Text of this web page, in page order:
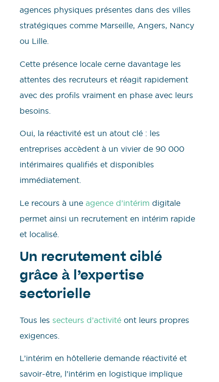
agences physiques présentes dans des villes
stratégiques comme Marseille, Angers, Nancy
ou Lille.
Cette présence locale cerne davantage les
attentes des recruteurs et réagit rapidement
avec des profils vraiment en phase avec leurs
besoins.
Oui, la réactivité est un atout clé : les
entreprises accèdent à un vivier de 90 000
intérimaires qualifiés et disponibles
immédiatement.
Le recours à une agence d’intérim digitale
permet ainsi un recrutement en intérim rapide
et localisé.
Un recrutement ciblé
grâce à l’expertise
sectorielle
Tous les secteurs d’activité ont leurs propres
exigences.
L’intérim en hôtellerie demande réactivité et
savoir-être, l’intérim en logistique implique